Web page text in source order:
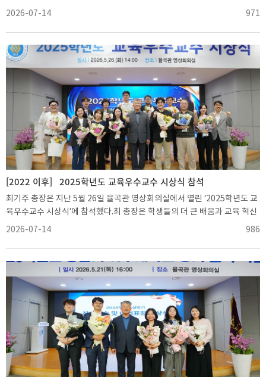
나눔을 실천해온 기부자들에게 아주가족을 대표해 감사의 뜻을 전하고 감사
법무법인 고운 대표변호사, 김영호 아주대학교병원 치과병원장이 참석했다.
학교에서는 최기주 총장을 비롯해 조지만 법학전문대학원장과 조경숙 대학
발전본부장이 함께 자리했다.미래모빌리티공학과 교수로 재직 중인 이교범
IT융합대학원장은 대학원 장학기금으로 1,800만원을 기부했다. 이 원장은
2007년부터 장학기금과 전자공학과 발전기금, 축구부 후원기금 등으로 총
1억7,000만원을 모교에 기부해왔다.아주대학교 법학전문대학원 제3기 졸
업생인 조철현 법무법인 고운 대표변호사는 법학전문대학원 후배들을 위한
고운장학기금으로 1,000만원을 기부했다. 조 대표변호사는 2017년부터 총
6,000만원 상당의 기부를 이어오고 있다.김영호 아주대학교병원 치과병원
장은 재학생들의 아침 식사를 지원하는 아침든든기금으로 1,000만원을 기
부했다. 김 원장은 2019년부터 AU50 첨단융복합관 건립기금 등을 포함해
총 3,000만원을 기부했다.최 총장은 “오랜 시간 꾸준히 아주대학교를 위해
기부를 이어오신 세 분께 깊이 감사드린다”며 “기부자들의 귀한 뜻을 깊이
새기고, 대학과 학생들의 발전을 위해 더욱 노력하겠다”고 말했다.최기주 총
장과 이교범 IT융합대학원장최기주 총장과 조철현 법무법인 고운 대표변호
사최기주 총장과 김영호 아주대학교병원 치과병원장
2026-07-14 971
[2022 이후] 2025학년도 교육우수교수 시상식 참석
최기주 총장은 지난 5월 26일 율곡관 영상회의실에서 열린 ‘2025학년도 교
육우수교수 시상식’에 참석했다.최 총장은 학생들의 더 큰 배움과 교육 혁신
을 위해 노력해온 교수들에게 상패를 수여하고, 수상자들의 노고에 축하와
상패와 상금 500만원을 받았다. 우수상은 이재영 환경안전공학과 교수, 이
학준·김장현 전자공학과 교수, 임준원 물리학과 교수, 김진학 경영학과 교
수, 백현아 영어영문학과 교수, 한상우 사학과 교수, 박현준 심리학과 교수,
신수영 약학과 교수, 최영미 다산학부대학 교수, 김용석 국제학부 교수가 수
상했으며, 각각 상패와 상금 300만원이 수여됐다.최 총장은 “오늘 수상하신
모든 교수님께 축하와 감사를 전한다”며 “학생들에게 더욱 가까이 다가가고
재미와 만족도가 높은 수업을 만들기 위해 고민하고 실천해온 경험을 대학
구성원들과 널리 공유해주시기를 바란다”고 말했다.아주대학교는 교육 발
전 기여도와 교육 방법의 혁신성, 교육에 대한 열정 등을 기준으로 각 단과대
학의 추천과 학사운영 및 교육과정위원회의 심사를 거쳐 매년 교육우수교수
2026-07-14 986